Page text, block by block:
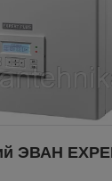
ЭВАН